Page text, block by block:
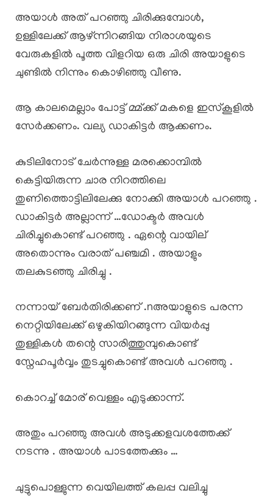
അയാൾ അത് പറഞ്ഞു ചിരിക്കുമ്പോൾ,
ഉള്ളിലേക്ക് ആഴ്ന്നിറങ്ങിയ നിരാശയുടെ
വേരുകളിൽ പൂത്ത വിളറിയ ഒരു ചിരി അയാളുടെ
ചുണ്ടിൽ നിന്നും കൊഴിഞ്ഞു വീണു.
ആ കാലമെല്ലാം പോട്ട് മ്മ്ക്ക് മകളെ ഇസ്‌കൂളിൽ
സേർക്കണം. വല്യ ഡാകിട്ടർ ആക്കണം.
കുടിലിനോട് ചേർന്നുള്ള മരക്കൊമ്പിൽ
കെട്ടിയിരുന്ന ചാര നിറത്തിലെ
തുണിത്തൊട്ടിലിലേക്കു നോക്കി അയാൾ പറഞ്ഞു .
ഡാകിട്ടർ അല്ലാന്ന് …ഡോക്ടർ അവൾ
ചിരിച്ചുകൊണ്ട്‌ പറഞ്ഞു . ഏന്റെ വായില്
അതൊന്നും വരാത് പഞ്ചമി . അയാളും
തലകുടഞ്ഞു ചിരിച്ചു .
നന്നായ് ബേർതിരിക്കണ് .nഅയാളുടെ പരന്ന
നെറ്റിയിലേക്ക് ഒഴുകിയിറങ്ങുന്ന വിയർപ്പു
തുള്ളികൾ തന്റെ സാരിത്തുമ്പുകൊണ്ട്
സ്നേഹപൂർവ്വം തുടച്ചുകൊണ്ട് അവൾ പറഞ്ഞു .
കൊറച്ച് മോര് വെള്ളം എടുക്കാന്ന്.
അതും പറഞ്ഞു അവൾ അടുക്കളവശത്തേക്ക്
നടന്നു . അയാൾ പാടത്തേക്കും …
ചുട്ടുപൊള്ളുന്ന വെയിലത്ത് കലപ്പ വലിച്ചു